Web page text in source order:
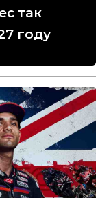
так
году